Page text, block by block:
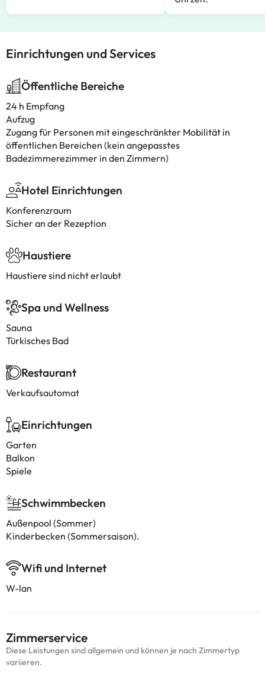
Einrichtungen und Services
Öffentliche Bereiche
24 h Empfang
Aufzug
Zugang für Personen mit eingeschränkter Mobilität in
öffentlichen Bereichen (kein angepasstes
Badezimmerezimmer in den Zimmern)
Hotel Einrichtungen
Konferenzraum
Sicher an der Rezeption
Haustiere
Haustiere sind nicht erlaubt
Spa und Wellness
Sauna
Türkisches Bad
Restaurant
Verkaufsautomat
Einrichtungen
Garten
Balkon
Spiele
Schwimmbecken
Außenpool (Sommer)
Kinderbecken (Sommersaison).
Wifi und Internet
W-lan
Zimmerservice
Diese Leistungen sind allgemein und können je nach Zimmertyp
variieren.